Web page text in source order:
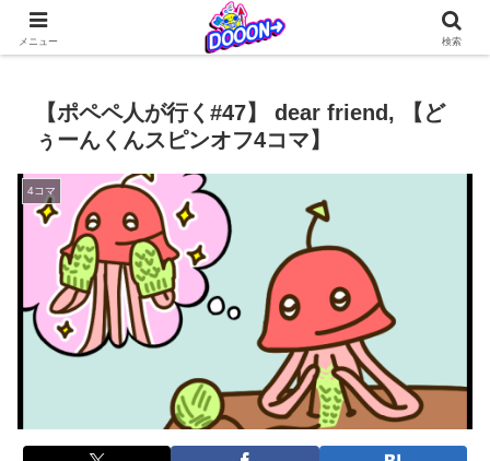
どぅーんくんが仲間たちとなんやかんやを繰り広げる日常系4コマ更新中！
【ポペペ人が行く#47】 dear friend, 【ど
ぅーんくんスピンオフ4コマ】
4コマ
メニュー 検索